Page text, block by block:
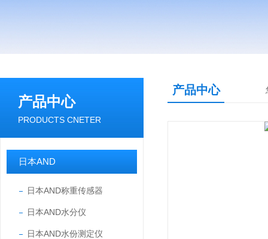
产品中心
PRODUCTS CNETER
日本AND
日本AND称重传感器
日本AND水分仪
日本AND水份测定仪
产品中心